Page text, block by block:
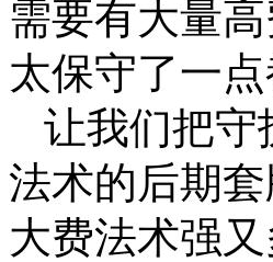
需要有大量
太保守了一
让我们把守
法术的后期
大费法术强